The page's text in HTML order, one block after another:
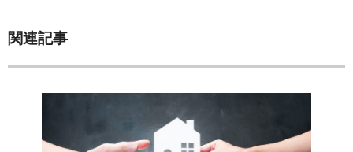
関連記事